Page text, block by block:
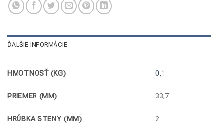
ĎALŠIE INFORMÁCIE
HMOTNOSŤ (KG) 0,1
PRIEMER (MM) 33,7
HRÚBKA STENY (MM) 2